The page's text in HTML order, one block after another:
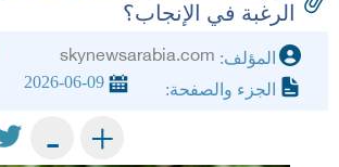
الرغبة في الإنجاب؟
المؤلف: skynewsarabia.com
الجزء والصفحة:
2026-06-09
+
-